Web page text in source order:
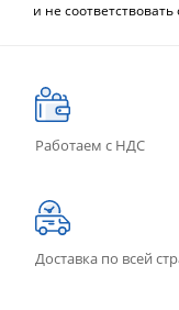
и не
Работаем с НДС
Доставка по всей